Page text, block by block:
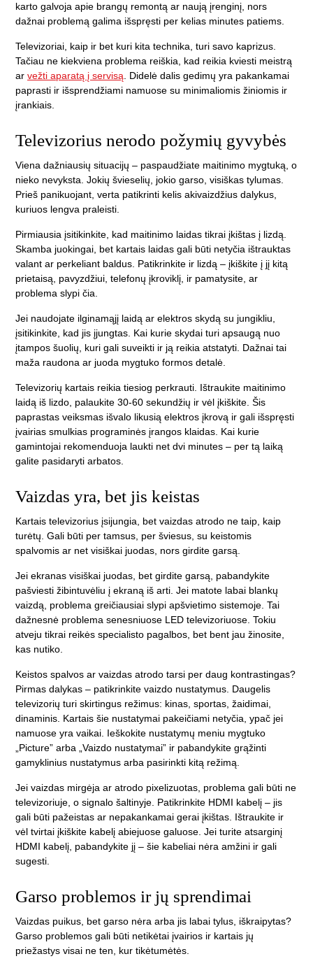
karto galvoja apie brangų remontą ar naują įrenginį, nors
dažnai problemą galima išspręsti per kelias minutes patiems.
Televizoriai, kaip ir bet kuri kita technika, turi savo kaprizus.
Tačiau ne kiekviena problema reiškia, kad reikia kviesti meistrą
ar vežti aparatą į servisą . Didelė dalis gedimų yra pakankamai
paprasti ir išsprendžiami namuose su minimaliomis žiniomis ir
įrankiais.
Televizorius nerodo požymių gyvybės
Viena dažniausių situacijų – paspaudžiate maitinimo mygtuką, o
nieko nevyksta. Jokių švieselių, jokio garso, visiškas tylumas.
Prieš panikuojant, verta patikrinti kelis akivaizdžius dalykus,
kuriuos lengva praleisti.
Pirmiausia įsitikinkite, kad maitinimo laidas tikrai įkištas į lizdą.
Skamba juokingai, bet kartais laidas gali būti netyčia ištrauktas
valant ar perkeliant baldus. Patikrinkite ir lizdą – įkiškite į jį kitą
prietaisą, pavyzdžiui, telefonų įkroviklį, ir pamatysite, ar
problema slypi čia.
Jei naudojate ilginamąjį laidą ar elektros skydą su jungikliu,
įsitikinkite, kad jis įjungtas. Kai kurie skydai turi apsaugą nuo
įtampos šuolių, kuri gali suveikti ir ją reikia atstatyti. Dažnai tai
maža raudona ar juoda mygtuko formos detalė.
Televizorių kartais reikia tiesiog perkrauti. Ištraukite maitinimo
laidą iš lizdo, palaukite 30-60 sekundžių ir vėl įkiškite. Šis
paprastas veiksmas išvalo likusią elektros įkrovą ir gali išspręsti
įvairias smulkias programinės įrangos klaidas. Kai kurie
gamintojai rekomenduoja laukti net dvi minutes – per tą laiką
galite pasidaryti arbatos.
Vaizdas yra, bet jis keistas
Kartais televizorius įsijungia, bet vaizdas atrodo ne taip, kaip
turėtų. Gali būti per tamsus, per šviesus, su keistomis
spalvomis ar net visiškai juodas, nors girdite garsą.
Jei ekranas visiškai juodas, bet girdite garsą, pabandykite
pašviesti žibintuvėliu į ekraną iš arti. Jei matote labai blankų
vaizdą, problema greičiausiai slypi apšvietimo sistemoje. Tai
dažnesnė problema senesniuose LED televizoriuose. Tokiu
atveju tikrai reikės specialisto pagalbos, bet bent jau žinosite,
kas nutiko.
Keistos spalvos ar vaizdas atrodo tarsi per daug kontrastingas?
Pirmas dalykas – patikrinkite vaizdo nustatymus. Daugelis
televizorių turi skirtingus režimus: kinas, sportas, žaidimai,
dinaminis. Kartais šie nustatymai pakeičiami netyčia, ypač jei
namuose yra vaikai. Ieškokite nustatymų meniu mygtuko
„Picture” arba „Vaizdo nustatymai” ir pabandykite grąžinti
gamyklinius nustatymus arba pasirinkti kitą režimą.
Jei vaizdas mirgėja ar atrodo pixelizuotas, problema gali būti ne
televizoriuje, o signalo šaltinyje. Patikrinkite HDMI kabelį – jis
gali būti pažeistas ar nepakankamai gerai įkištas. Ištraukite ir
vėl tvirtai įkiškite kabelį abiejuose galuose. Jei turite atsarginį
HDMI kabelį, pabandykite jį – šie kabeliai nėra amžini ir gali
sugesti.
Garso problemos ir jų sprendimai
Vaizdas puikus, bet garso nėra arba jis labai tylus, iškraipytas?
Garso problemos gali būti netikėtai įvairios ir kartais jų
priežastys visai ne ten, kur tikėtumėtės.